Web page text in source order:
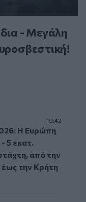
- Μεγάλη
19:42
Η Ευρώπη
5 εκατ.
από την
την Κρήτη